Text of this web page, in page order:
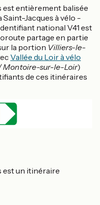
est entièrement balisée
Saint-Jacques à vélo -
national V41 est
partage en partie
la portion Villiers-le-
Vallée du Loir à vélo
Montoire-sur-le-Loir)
de ces itinéraires
est un itinéraire